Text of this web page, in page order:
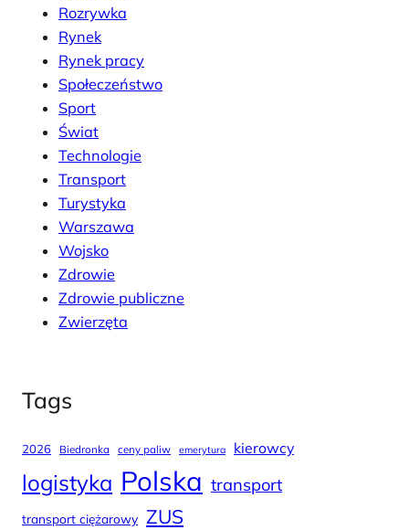
Rozrywka
Rynek
Rynek pracy
Społeczeństwo
Sport
Świat
Technologie
Transport
Turystyka
Warszawa
Wojsko
Zdrowie
Zdrowie publiczne
Zwierzęta
Tags
2026 Biedronka ceny paliw emerytura kierowcy
logistyka Polska transport
transport ciężarowy ZUS